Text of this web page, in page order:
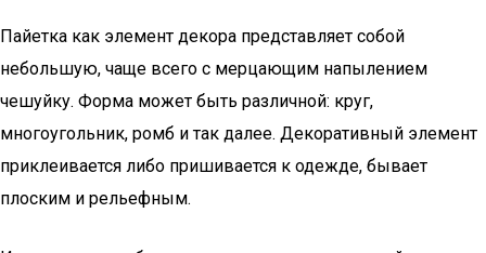
Пайетка как элемент декора представляет собой
небольшую, чаще всего с мерцающим напылением
чешуйку. Форма может быть различной: круг,
многоугольник, ромб и так далее. Декоративный элемент
приклеивается либо пришивается к одежде, бывает
плоским и рельефным.